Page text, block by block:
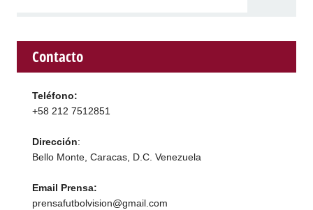
Contacto
Teléfono:
+58 212 7512851
Dirección:
Bello Monte, Caracas, D.C. Venezuela
Email Prensa:
prensafutbolvision@gmail.com